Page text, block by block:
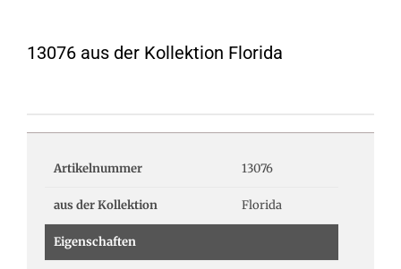
13076 aus der Kollektion Florida
Artikelnummer 13076
aus der Kollektion Florida
Eigenschaften